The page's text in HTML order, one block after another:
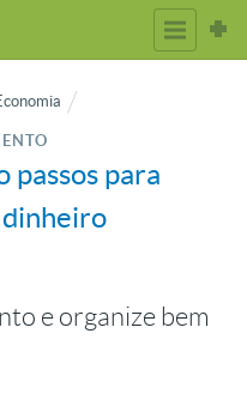
passos para
e organize bem